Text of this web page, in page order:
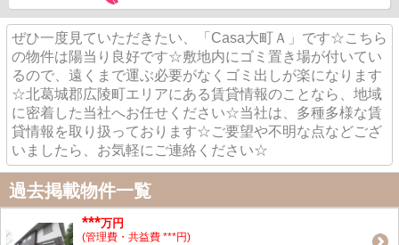
ぜひ一度見ていただきたい、「Casa大町Ａ」です☆こちら
の物件は陽当り良好です☆敷地内にゴミ置き場が付いてい
るので、遠くまで運ぶ必要がなくゴミ出しが楽になります
☆北葛城郡広陵町エリアにある賃貸情報のことなら、地域
に密着した当社へお任せください☆当社は、多種多様な賃
貸情報を取り扱っております☆ご要望や不明な点などござ
いましたら、お気軽にご連絡ください☆
過去掲載物件一覧
***万円
(管理費・共益費 ***円)